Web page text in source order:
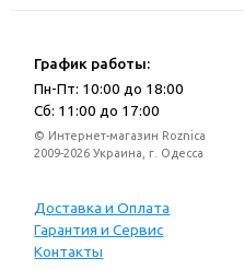
График работы:
Пн-Пт: 10:00 до 18:00
Сб: 11:00 до 17:00
© Интернет-магазин Roznica
2009-2026 Украина, г. Одесса
Доставка и Оплата
Гарантия и Сервис
Контакты